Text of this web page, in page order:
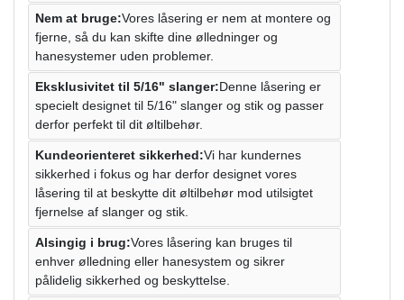
Nem at bruge:Vores låsering er nem at montere og
fjerne, så du kan skifte dine ølledninger og
hanesystemer uden problemer.
Eksklusivitet til 5/16" slanger:Denne låsering er
specielt designet til 5/16" slanger og stik og passer
derfor perfekt til dit øltilbehør.
Kundeorienteret sikkerhed:Vi har kundernes
sikkerhed i fokus og har derfor designet vores
låsering til at beskytte dit øltilbehør mod utilsigtet
fjernelse af slanger og stik.
Alsingig i brug:Vores låsering kan bruges til
enhver ølledning eller hanesystem og sikrer
pålidelig sikkerhed og beskyttelse.